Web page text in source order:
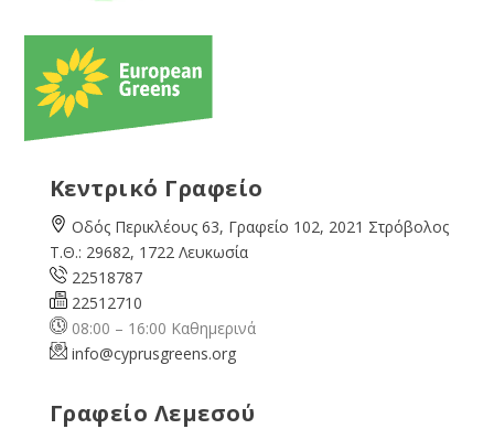
Κεντρικό Γραφείο
Οδός Περικλέους 63, Γραφείο 102, 2021 Στρόβολος
Τ.Θ.: 29682, 1722 Λευκωσία
22518787
22512710
08:00 – 16:00 Καθημερινά
info@cyprusgreens.org
Γραφείο Λεμεσού